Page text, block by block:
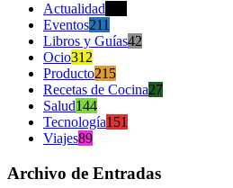
Actualidad
Eventos211
Libros y Guías42
Ocio312
Producto215
Recetas de Cocina27
Salud144
Tecnología151
Viajes89
Archivo de Entradas